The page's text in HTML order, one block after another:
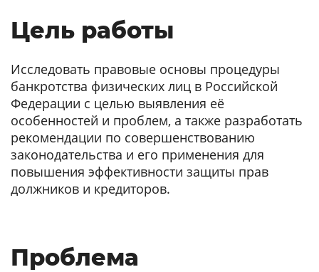
Цель работы
Исследовать правовые основы процедуры
банкротства физических лиц в Российской
Федерации с целью выявления её
особенностей и проблем, а также разработать
рекомендации по совершенствованию
законодательства и его применения для
повышения эффективности защиты прав
должников и кредиторов.
Проблема